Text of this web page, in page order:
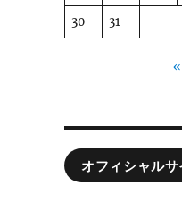
30 31
«
オフィシャル